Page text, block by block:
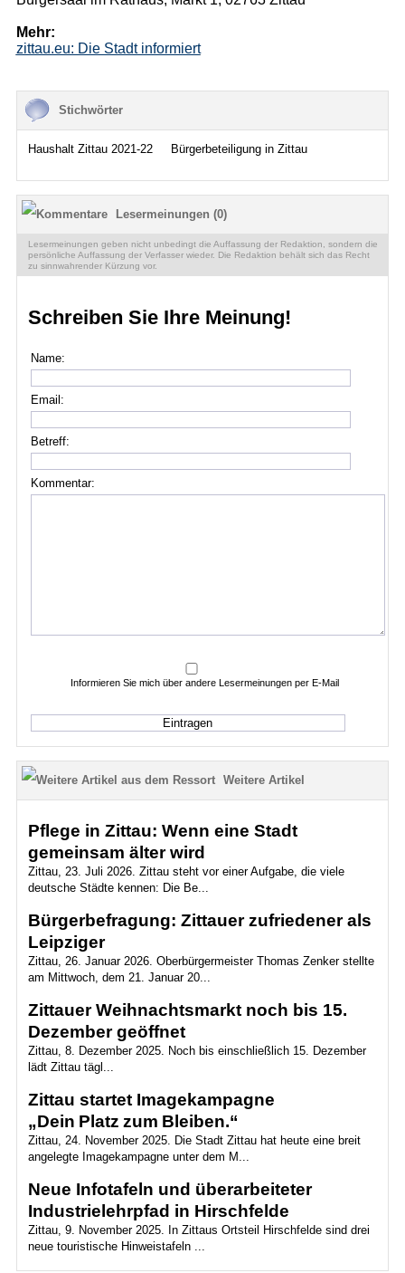
Mehr:
zittau.eu: Die Stadt informiert
Stichwörter
Haushalt Zittau 2021-22 Bürgerbeteiligung in Zittau
Lesermeinungen (0)
Lesermeinungen geben nicht unbedingt die Auffassung der Redaktion, sondern die
persönliche Auffassung der Verfasser wieder. Die Redaktion behält sich das Recht
zu sinnwahrender Kürzung vor.
Schreiben Sie Ihre Meinung!
Name:
Email:
Betreff:
Kommentar:
Informieren Sie mich über andere Lesermeinungen per E-Mail
Weitere Artikel
Pflege in Zittau: Wenn eine Stadt
gemeinsam älter wird
Zittau, 23. Juli 2026. Zittau steht vor einer Aufgabe, die viele
deutsche Städte kennen: Die Be...
Bürgerbefragung: Zittauer zufriedener als
Leipziger
Zittau, 26. Januar 2026. Oberbürgermeister Thomas Zenker stellte
am Mittwoch, dem 21. Januar 20...
Zittauer Weihnachtsmarkt noch bis 15.
Dezember geöffnet
Zittau, 8. Dezember 2025. Noch bis einschließlich 15. Dezember
lädt Zittau tägl...
Zittau startet Imagekampagne
„Dein Platz zum Bleiben.“
Zittau, 24. November 2025. Die Stadt Zittau hat heute eine breit
angelegte Imagekampagne unter dem M...
Neue Infotafeln und überarbeiteter
Industrielehrpfad in Hirschfelde
Zittau, 9. November 2025. In Zittaus Ortsteil Hirschfelde sind drei
neue touristische Hinweistafeln ...